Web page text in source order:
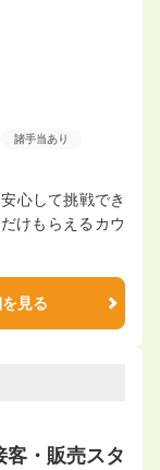
諸手当あり
心して挑戦でき
けもらえるカウ
見る
客・販売スタ